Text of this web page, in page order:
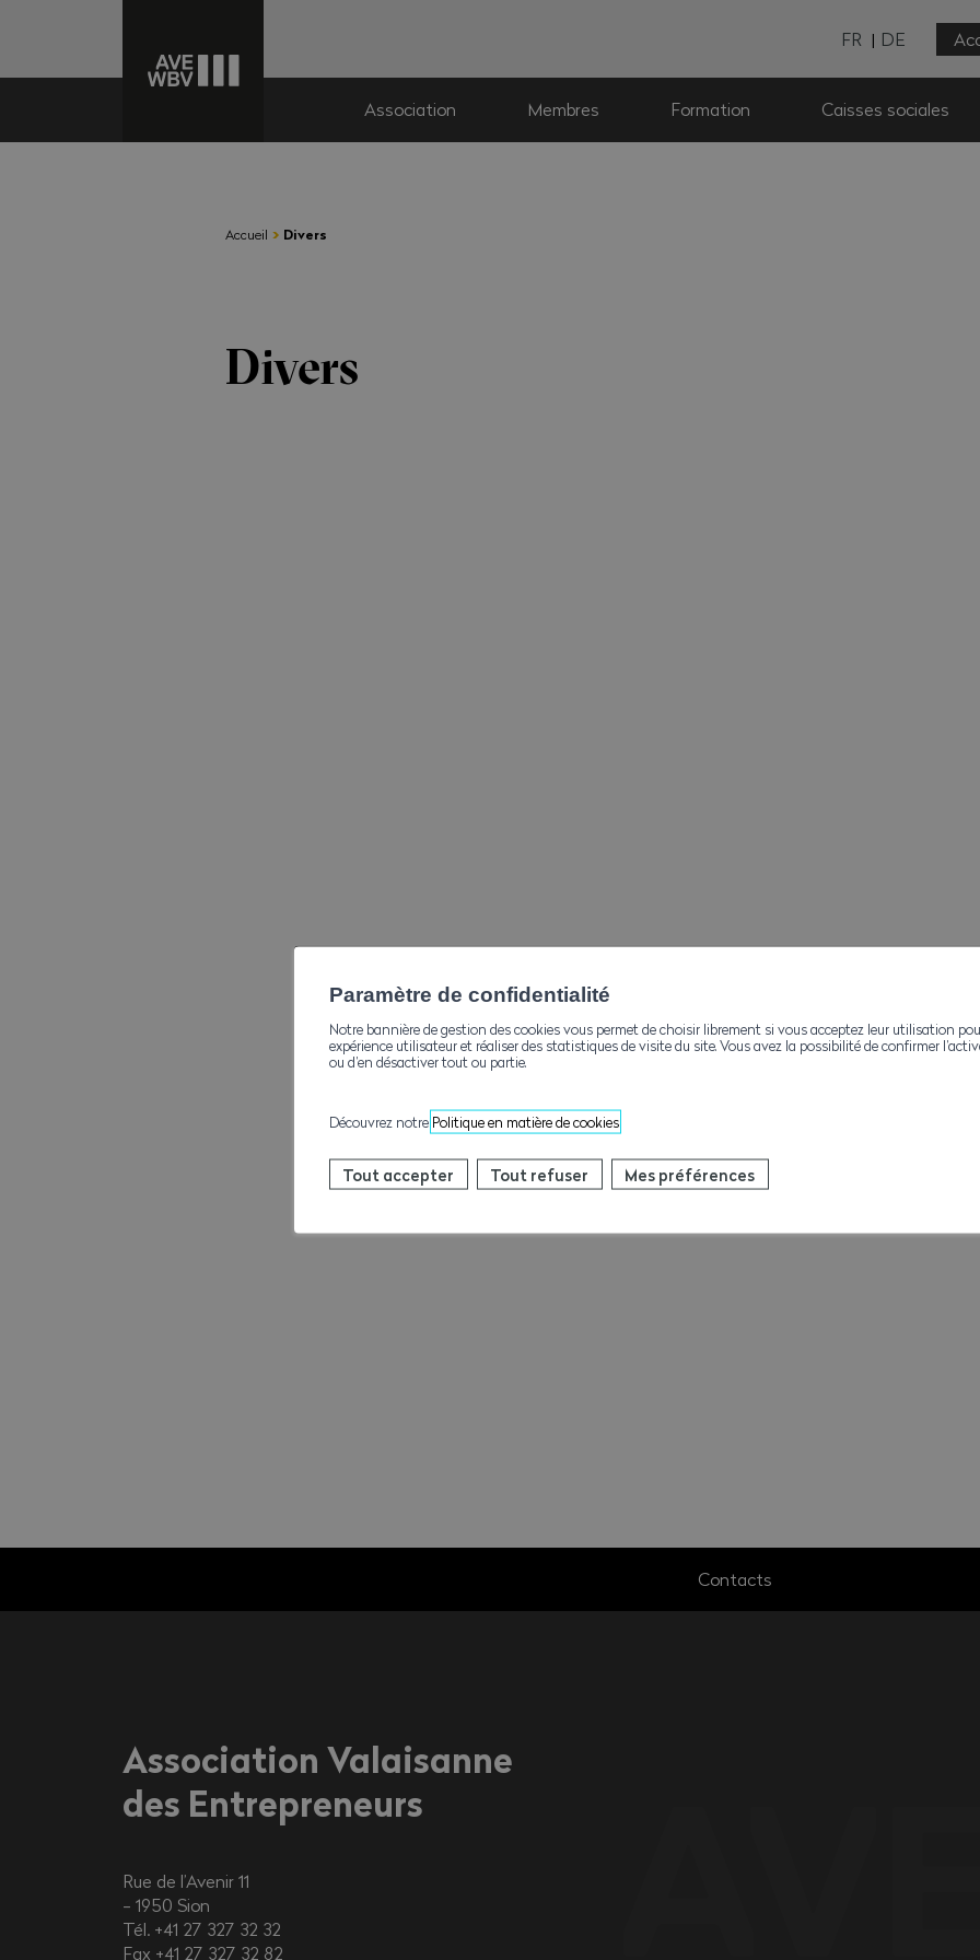
FR DE
Association Membres Formation Caisses sociales
Accueil › Divers
Divers
Contacts
Association Valaisanne
des Entrepreneurs
Rue de l’Avenir 11
1950 Sion
Tél. +41 27 327 32 32
Fax +41 27 327 32 82
Paramètre de confidentialité
Notre bannière de gestion des cookies vous permet de choisir librement si vous acceptez leur utilisation
expérience utilisateur et réaliser des statistiques de visite du site. Vous avez la possibilité de confirmer
ou d’en désactiver tout ou partie.
Découvrez notre Politique en matière de cookies
Tout accepter Tout refuser Mes préférences